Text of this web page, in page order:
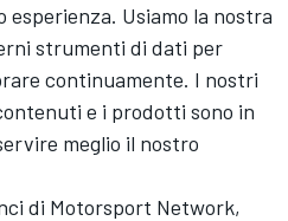
esperienza. Usiamo la nostra
strumenti di dati per
continuamente. I nostri
e i prodotti sono in
meglio il nostro
di Motorsport Network,